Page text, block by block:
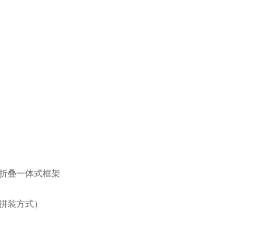
叠一体式框架
装方式）